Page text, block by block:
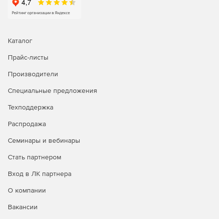
RSA SecurID и вы будет абсолютно в том, что доступ к
электронной почте, беспроводным сетям, системам
практически любым другим корпоративным
информационным ресурсам на платформах UNIX и
разрешено.
Защита инвестиций
ведущих поставщиков межсетевых экранов, серверов
со встроенной поддержкой аутентификации RSA SecurID.
программное обеспечение RSA Authentication Agent для
встраивания двухфакторной аутентификации в ведущие
высокий уровень совместимости с программными и
Каталог
Прайс-листы
Производители
Специальные предложения
Техподдержка
Распродажа
Семинары и вебинары
Стать партнером
Вход в ЛК партнера
О компании
Вакансии